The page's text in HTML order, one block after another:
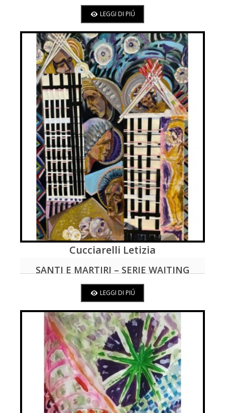
LEGGI DI PIÚ
LEGGI DI PIÚ
Cucciarelli Letizia
SANTI E MARTIRI – SERIE WAITING
LEGGI DI PIÚ